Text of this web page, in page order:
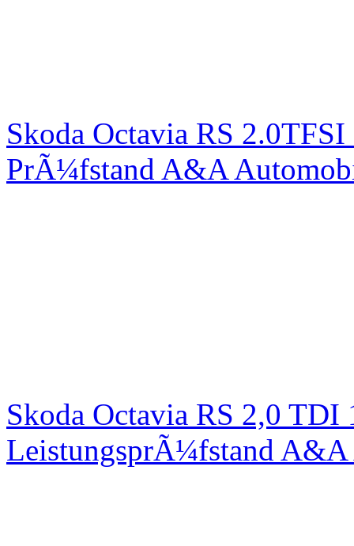
Skoda Octavia RS
PrÃ¼fstand A&A
Skoda Octavia RS 2,0
LeistungsprÃ¼fstand